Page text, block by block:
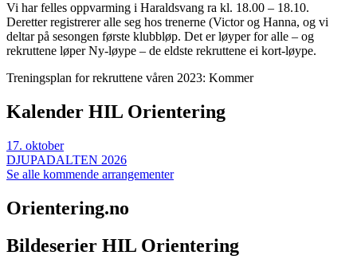
Vi har felles oppvarming i Haraldsvang ra kl. 18.00 – 18.10.
Deretter registrerer alle seg hos trenerne (Victor og Hanna, og vi
deltar på sesongen første klubbløp. Det er løyper for alle – og
rekruttene løper Ny-løype – de eldste rekruttene ei kort-løype.
Treningsplan for rekruttene våren 2023: Kommer
Kalender HIL Orientering
17. oktober
DJUPADALTEN 2026
Se alle kommende arrangementer
Orientering.no
Bildeserier HIL Orientering